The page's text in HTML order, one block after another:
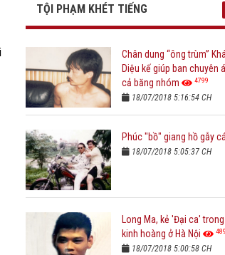
TỘI PHẠM KHÉT TIẾNG
Chân dung “ông trùm”
Diệu kế giúp ban chuyên
cả băng nhóm
4799
18/07/2018 5:16:54 CH
Phúc "bồ" giang hồ gẫy
18/07/2018 5:05:37 CH
Long Ma, kẻ 'Đại ca'
kinh hoàng ở Hà Nội
18/07/2018 5:00:58 CH